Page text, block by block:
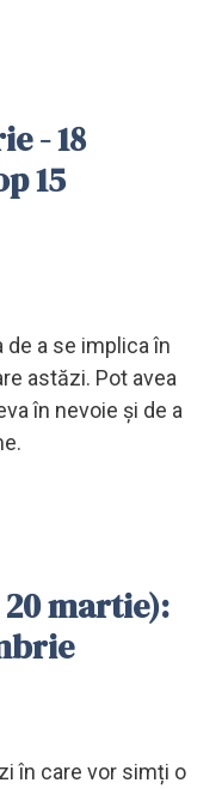
- 18
15
a se implica în
astăzi. Pot avea
în nevoie și de a
martie):
în care vor simți o